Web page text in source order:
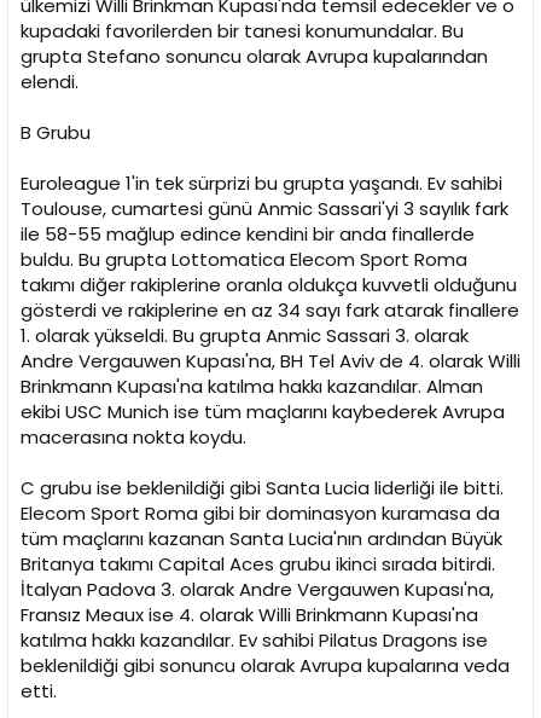
ülkemizi Willi Brinkman Kupası'nda temsil edecekler ve o
kupadaki favorilerden bir tanesi konumundalar. Bu
grupta Stefano sonuncu olarak Avrupa kupalarından
elendi.
B Grubu
Euroleague 1'in tek sürprizi bu grupta yaşandı. Ev sahibi
Toulouse, cumartesi günü Anmic Sassari'yi 3 sayılık fark
ile 58-55 mağlup edince kendini bir anda finallerde
buldu. Bu grupta Lottomatica Elecom Sport Roma
takımı diğer rakiplerine oranla oldukça kuvvetli olduğunu
gösterdi ve rakiplerine en az 34 sayı fark atarak finallere
1. olarak yükseldi. Bu grupta Anmic Sassari 3. olarak
Andre Vergauwen Kupası'na, BH Tel Aviv de 4. olarak Willi
Brinkmann Kupası'na katılma hakkı kazandılar. Alman
ekibi USC Munich ise tüm maçlarını kaybederek Avrupa
macerasına nokta koydu.
C grubu ise beklenildiği gibi Santa Lucia liderliği ile bitti.
Elecom Sport Roma gibi bir dominasyon kuramasa da
tüm maçlarını kazanan Santa Lucia'nın ardından Büyük
Britanya takımı Capital Aces grubu ikinci sırada bitirdi.
İtalyan Padova 3. olarak Andre Vergauwen Kupası'na,
Fransız Meaux ise 4. olarak Willi Brinkmann Kupası'na
katılma hakkı kazandılar. Ev sahibi Pilatus Dragons ise
beklenildiği gibi sonuncu olarak Avrupa kupalarına veda
etti.